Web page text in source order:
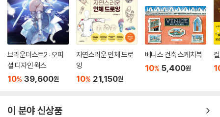
브라운더스트2 : 오피
셜 디자인 웍스
10% 39,600원
자연스러운 인체 드로
잉
10% 21,150원
베니스 건축 스케치북
10% 5,400원
이 분야 신상품